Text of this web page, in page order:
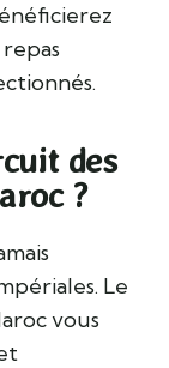
des
?
Le
vous